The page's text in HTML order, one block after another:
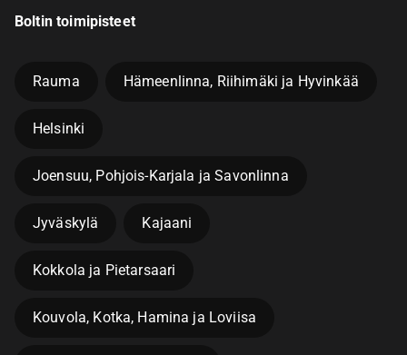
Boltin toimipisteet
Rauma Hämeenlinna, Riihimäki ja Hyvinkää
Helsinki
Joensuu, Pohjois-Karjala ja Savonlinna
Jyväskylä Kajaani
Kokkola ja Pietarsaari
Kouvola, Kotka, Hamina ja Loviisa